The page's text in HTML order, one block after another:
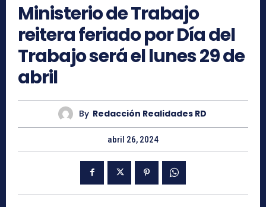
Ministerio de Trabajo
reitera feriado por Día del
Trabajo será el lunes 29 de
abril
By Redacción Realidades RD
abril 26, 2024